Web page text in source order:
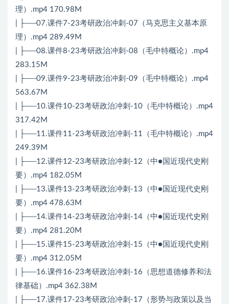
理）.mp4 170.98M
| ├──07.课件7-23考研政治冲刺-07（马克思主义基本原
理）.mp4 289.49M
| ├──08.课件8-23考研政治冲刺-08（毛中特概论）.mp4
283.15M
| ├──09.课件9-23考研政治冲刺-09（毛中特概论）.mp4
563.67M
| ├──10.课件10-23考研政治冲刺-10（毛中特概论）.mp4
317.42M
| ├──11.课件11-23考研政治冲刺-11（毛中特概论）.mp4
249.39M
| ├──12.课件12-23考研政治冲刺-12（中●国近现代史刚
要）.mp4 182.05M
| ├──13.课件13-23考研政治冲刺-13（中●国近现代史刚
要）.mp4 478.63M
| ├──14.课件14-23考研政治冲刺-14（中●国近现代史刚
要）.mp4 281.20M
| ├──15.课件15-23考研政治冲刺-15（中●国近现代史刚
要）.mp4 312.05M
| ├──16.课件16-23考研政治冲刺-16（思想道德修养和法
律基础）.mp4 362.38M
| ├──17.课件17-23考研政治冲刺-17（形势与政策以及当